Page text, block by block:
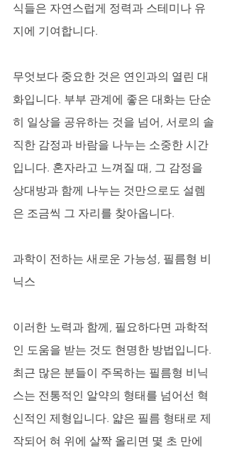
식들은 자연스럽게 정력과 스테미나 유
지에 기여합니다.
무엇보다 중요한 것은 연인과의 열린 대
화입니다. 부부 관계에 좋은 대화는 단순
히 일상을 공유하는 것을 넘어, 서로의 솔
직한 감정과 바람을 나누는 소중한 시간
입니다. 혼자라고 느껴질 때, 그 감정을
상대방과 함께 나누는 것만으로도 설렘
은 조금씩 그 자리를 찾아옵니다.
과학이 전하는 새로운 가능성, 필름형 비
닉스
이러한 노력과 함께, 필요하다면 과학적
인 도움을 받는 것도 현명한 방법입니다.
최근 많은 분들이 주목하는 필름형 비닉
스는 전통적인 알약의 형태를 넘어선 혁
신적인 제형입니다. 얇은 필름 형태로 제
작되어 혀 위에 살짝 올리면 몇 초 만에